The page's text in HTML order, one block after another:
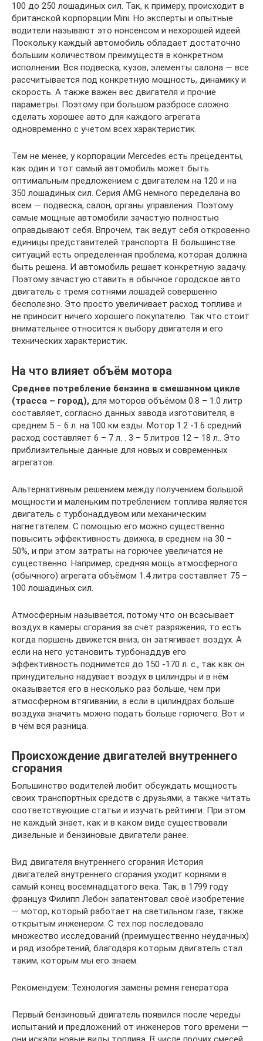
100 до 250 лошадиных сил. Так, к примеру, происходит в
британской корпорации Mini. Но эксперты и опытные
водители называют это нонсенсом и нехорошей идеей.
Поскольку каждый автомобиль обладает достаточно
большим количеством преимуществ в конкретном
исполнении. Вся подвеска, кузов, элементы салона — все
рассчитывается под конкретную мощность, динамику и
скорость. А также важен вес двигателя и прочие
параметры. Поэтому при большом разбросе сложно
сделать хорошее авто для каждого агрегата
одновременно с учетом всех характеристик.
Тем не менее, у корпорации Mercedes есть прецеденты,
как один и тот самый автомобиль может быть
оптимальным предложением с двигателем на 120 и на
350 лошадиных сил. Серия AMG немного переделана во
всем — подвеска, салон, органы управления. Поэтому
самые мощные автомобили зачастую полностью
оправдывают себя. Впрочем, так ведут себя откровенно
единицы представителей транспорта. В большинстве
ситуаций есть определенная проблема, которая должна
быть решена. И автомобиль решает конкретную задачу.
Поэтому зачастую ставить в обычное городское авто
двигатель с тремя сотнями лошадей совершенно
бесполезно. Это просто увеличивает расход топлива и
не приносит ничего хорошего покупателю. Так что стоит
внимательнее относится к выбору двигателя и его
технических характеристик.
На что влияет объём мотора
Среднее потребление бензина в смешанном цикле
(трасса – город), для моторов объёмом 0.8 – 1.0 литр
составляет, согласно данных завода изготовителя, в
среднем 5 – 6 л. на 100 км езды. Мотор 1.2 -1.6 средний
расход составляет 6 – 7 л. . 3 – 5 литров 12 – 18 л.. Это
приблизительные данные для новых и современных
агрегатов.
Альтернативным решением между получением большой
мощности и маленьким потреблением топлива является
двигатель с турбонаддувом или механическим
нагнетателем. С помощью его можно существенно
повысить эффективность движка, в среднем на 30 –
50%, и при этом затраты на горючее увеличатся не
существенно. Например, средняя мощь атмосферного
(обычного) агрегата объёмом 1.4 литра составляет 75 –
100 лошадиных сил.
Атмосферным называется, потому что он всасывает
воздух в камеры сгорания за счёт разряжения, то есть
когда поршень движется вниз, он затягивает воздух. А
если на него установить турбонаддув его
эффективность поднимется до 150 -170 л. с., так как он
принудительно надувает воздух в цилиндры и в нём
оказывается его в несколько раз больше, чем при
атмосферном втягивании, а если в цилиндрах больше
воздуха значить можно подать больше горючего. Вот и
в чём вся разница.
Происхождение двигателей внутреннего
сгорания
Большинство водителей любит обсуждать мощность
своих транспортных средств с друзьями, а также читать
соответствующие статьи и изучать рейтинги. При этом
не каждый знает, как и в каком виде существовали
дизельные и бензиновые двигатели ранее.
Вид двигателя внутреннего сгорания История
двигателей внутреннего сгорания уходит корнями в
самый конец восемнадцатого века. Так, в 1799 году
француз Филипп Лебон запатентовал своё изобретение
— мотор, который работает на светильном газе, также
открытым инженером. С тех пор последовало
множество исследований (преимущественно неудачных)
и ряд изобретений, благодаря которым двигатель стал
таким, которым мы его знаем.
Рекомендуем: Технология замены ремня генератора
Первый бензиновый двигатель появился после череды
испытаний и предложений от инженеров того времени —